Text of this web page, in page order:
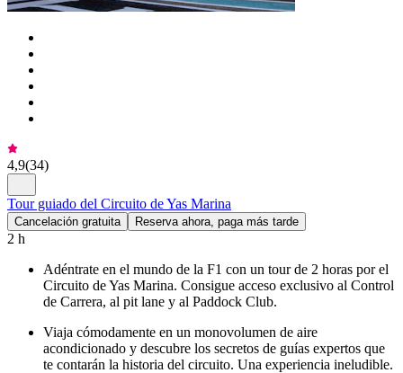
4,9(34)
Tour guiado del Circuito de Yas Marina
Cancelación gratuita Reserva ahora, paga más tarde
2 h
Adéntrate en el mundo de la F1 con un tour de 2 horas por el
Circuito de Yas Marina. Consigue acceso exclusivo al Control
de Carrera, al pit lane y al Paddock Club.
Viaja cómodamente en un monovolumen de aire
acondicionado y descubre los secretos de guías expertos que
te contarán la historia del circuito. Una experiencia ineludible.